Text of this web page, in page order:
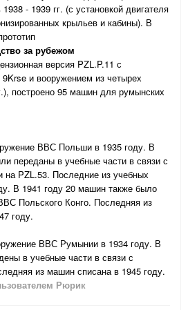
- 1939 гг. (с установкой двигателя
крыльев и кабины). В
за рубежом
версия PZL.P.11 с
и вооружением из четырех
построено 95 машин для румынских
ВВС Польши в 1935 году. В
переданы в учебные части в связи с
на PZL.53. Последние из учебных
В 1941 году 20 машин также было
Польского Конго. Последняя из
году.
ВВС Румынии в 1934 году. В
в учебные части в связи с
из машин списана в 1945 году.
Рюрик